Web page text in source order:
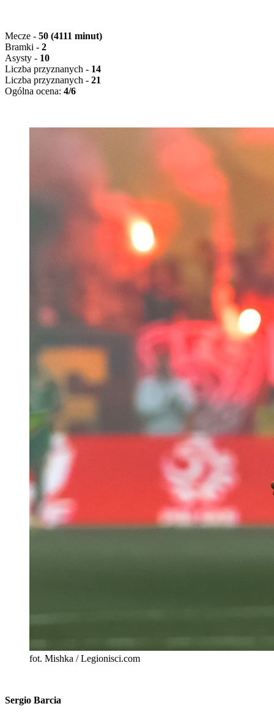
Mecze - 50 (4111 minut)
Bramki - 2
Asysty - 10
Liczba przyznanych - 14
Liczba przyznanych - 21
Ogólna ocena: 4/6
fot. Mishka / Legionisci.com
Sergio Barcia